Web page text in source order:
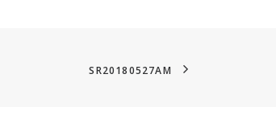
SR20180527AM